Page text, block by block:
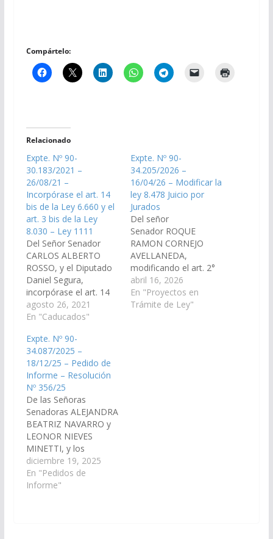
Compártelo:
Relacionado
Expte. Nº 90-
30.183/2021 –
26/08/21 –
Incorpórase el art. 14
bis de la Ley 6.660 y el
art. 3 bis de la Ley
8.030 – Ley 1111
Del Señor Senador
CARLOS ALBERTO
ROSSO, y el Diputado
Daniel Segura,
incorpórase el art. 14
bis de la Ley 6.660 y el
art. 3 bis de la Ley
30.183/2021, a la
Comisión de
Agricultura, Transporte
y Ganadería). Ley
1111, 09/03/2023. EL
SENADO Y LA
CÁMARA DE…
agosto 26, 2021
En "Caducados"
Expte. Nº 90-
34.205/2026 –
16/04/26 – Modificar la
ley 8.478 Juicio por
Jurados
Del señor
Senador ROQUE
RAMON CORNEJO
AVELLANEDA,
modificando el art. 2°
de la Ley 8478. (Expte.
Nº 90-34.205/2026, a
la Comisión de
abril 16, 2026
En "Proyectos en
Trámite de Ley"
Expte. Nº 90-
34.087/2025 –
18/12/25 – Pedido de
Informe – Resolución
Nº 356/25
De las Señoras
Senadoras ALEJANDRA
BEATRIZ NAVARRO y
LEONOR NIEVES
MINETTI, y los
Señores Senadores
GONZALO CARO
DAVALOS, JORGE
diciembre 19, 2025
En "Pedidos de
Informe"